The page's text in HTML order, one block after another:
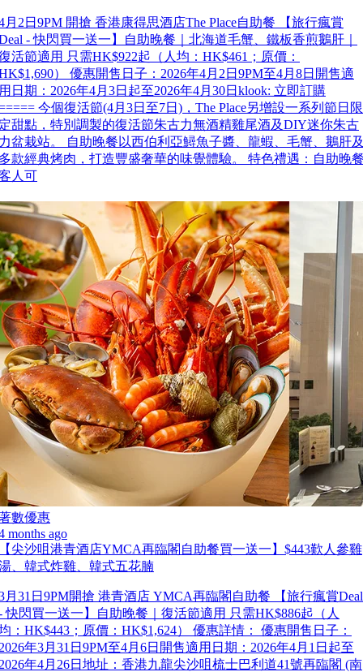
月2日9PM 開搶 香港康得思酒店The Place自助餐 【旅行瘋賞
- 快閃買一送一】自助晚餐｜北海道毛蟹、鐵板香煎鵝肝｜
活節適用 只需HK$922起（人均：HK$461；原價：
） 優惠開售日子：2026年4月2日9PM至4月8日開售適
日期：2026年4月3日起至2026年4月30日klook: 立即訂購
今個復活節(4月3日至7日)，The Place另增設一系列節日限
甜點，特別調製的復活節朱古力無酒精雞尾酒及DIY迷你朱古
盆栽站。 自助晚餐以西伯利亞鱘魚子醬、龍蝦、毛蟹、鵝肝
款經典烤肉，打造豐盛奢華的味覺體驗。 特色禮遇：自助晚
人可
數優惠
months ago
尖沙咀港青酒店YMCA再臨閣自助餐買一送一】$443歎人參雞
、韓式炸雞、韓式五花腩
月31日9PM開搶 港青酒店 YMCA再臨閣自助餐 【旅行瘋賞Deal
快閃買一送一】自助晚餐｜復活節適用 只需HK$886起（人
：HK$443；原價：HK$1,624） 優惠詳情： 優惠開售日子：
年3月31日9PM至4月6日開售適用日期：2026年4月1日起至
年4月26日地址：香港九龍尖沙咀梳士巴利道41號再臨閣 (南